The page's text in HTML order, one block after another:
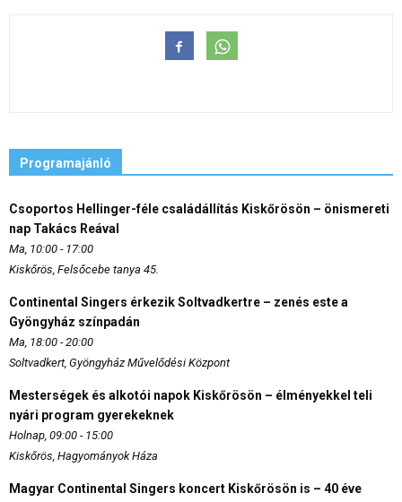
Programajánló
Csoportos Hellinger-féle családállítás Kiskőrösön – önismereti
nap Takács Reával
Ma, 10:00 - 17:00
Kiskőrös, Felsőcebe tanya 45.
Continental Singers érkezik Soltvadkertre – zenés este a
Gyöngyház színpadán
Ma, 18:00 - 20:00
Soltvadkert, Gyöngyház Művelődési Központ
Mesterségek és alkotói napok Kiskőrösön – élményekkel teli
nyári program gyerekeknek
Holnap, 09:00 - 15:00
Kiskőrös, Hagyományok Háza
Magyar Continental Singers koncert Kiskőrösön is – 40 éve